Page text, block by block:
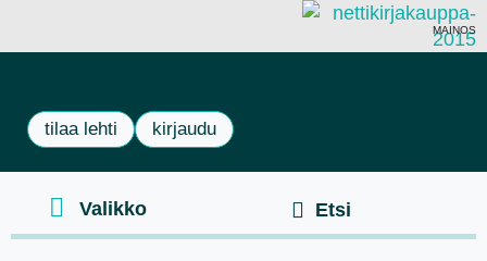
MAINOS
tilaa lehti kirjaudu